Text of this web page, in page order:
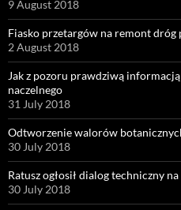
9 August 2018
Fiasko przetargów na remont
2 August 2018
Jak z pozoru prawdziwą
naczelnego
31 July 2018
Odtworzenie walorów
30 July 2018
Ratusz ogłosił dialog techniczny
30 July 2018